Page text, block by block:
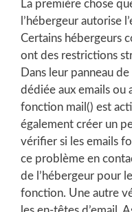
La première chose
l’hébergeur autorise
Certains hébergeurs
ont des restrictions
Dans leur panneau
dédiée aux emails ou
fonction mail() est
également créer un
vérifier si les emails
ce problème en
de l’hébergeur pour
fonction. Une autre